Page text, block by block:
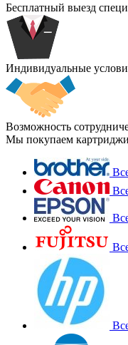
Бесплатный выезд
Индивидуальные
Возможность
Мы покупаем картриджи